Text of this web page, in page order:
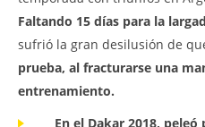
Faltando 15 días para la
sufrió la gran desilusión de
prueba, al fracturarse una
entrenamiento.
En el Dakar 2018,